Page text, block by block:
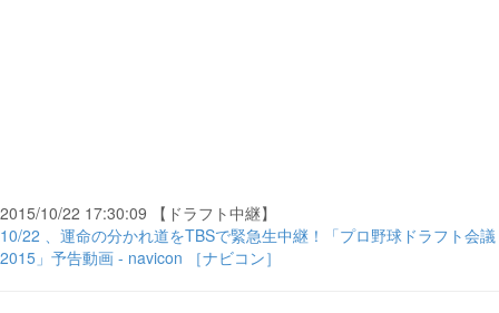
2015/10/22 17:30:09 【ドラフト中継】
10/22 、運命の分かれ道をTBSで緊急生中継！「プロ野球ドラフト会議
2015」予告動画 - navicon ［ナビコン］